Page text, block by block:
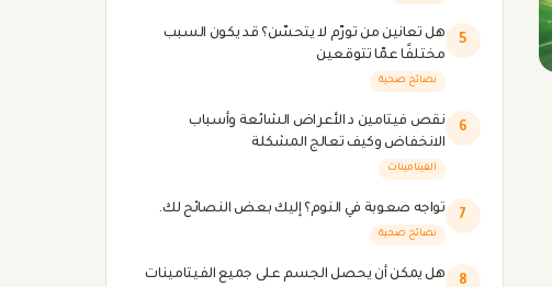
5
هل تعانين من تورّم لا يتحسّن؟ قد يكون السبب
مختلفًا عمّا تتوقعين
نصائح صحية
6
نقص فيتامين د الأعراض الشائعة وأسباب
الانخفاض وكيف تعالج المشكلة
الفيتامينات
7 تواجه صعوبة في النوم؟ إليك بعض النصائح لك.
نصائح صحية
8
هل يمكن أن يحصل الجسم على جميع الفيتامينات